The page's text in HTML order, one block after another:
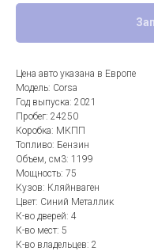
Цена авто указана в Европе
Модель: Corsa
Год выпуска: 2021
Пробег: 24250
Коробка: МКПП
Топливо: Бензин
Объем, см3: 1199
Мощность: 75
Кузов: Кляйнваген
Цвет: Синий Металлик
К-во дверей: 4
К-во мест: 5
К-во владельцев: 2